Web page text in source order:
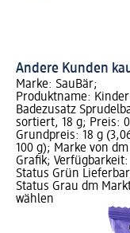
Andere Kunden
Marke: SauBär;
Produktname: Kinder
Badezusatz
sortiert, 18 g; Preis:
Grundpreis: 18 g
100 g); Marke von dm
Grafik; Verfügbarkeit:
Status Grün
Status Grau dm
wählen